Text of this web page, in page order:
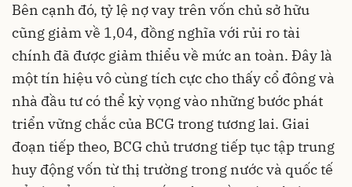
Bên cạnh đó, tỷ lệ nợ vay trên vốn chủ sở hữu
cũng giảm về 1,04, đồng nghĩa với rủi ro tài
chính đã được giảm thiểu về mức an toàn. Đây là
một tín hiệu vô cùng tích cực cho thấy cổ đông và
nhà đầu tư có thể kỳ vọng vào những bước phát
triển vững chắc của BCG trong tương lai. Giai
đoạn tiếp theo, BCG chủ trương tiếp tục tập trung
huy động vốn từ thị trường trong nước và quốc tế